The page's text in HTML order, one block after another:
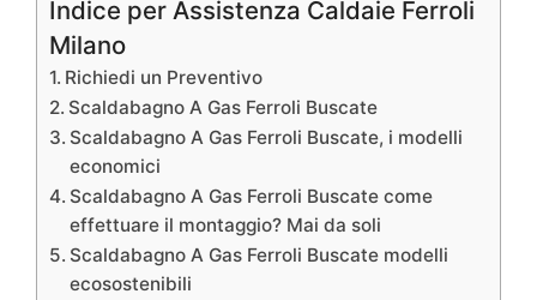
Indice per Assistenza Caldaie Ferroli
Milano
Richiedi un Preventivo
Scaldabagno A Gas Ferroli Buscate
Scaldabagno A Gas Ferroli Buscate, i modelli
economici
Scaldabagno A Gas Ferroli Buscate come
effettuare il montaggio? Mai da soli
Scaldabagno A Gas Ferroli Buscate modelli
ecosostenibili